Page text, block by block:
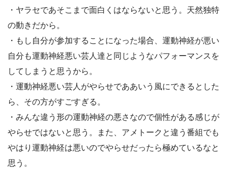
・ヤラセであそこまで面白くはならないと思う。天然独特
の動きだから。
・もし自分が参加することになった場合、運動神経が悪い
自分も運動神経悪い芸人達と同じようなパフォーマンスを
してしまうと思うから。
・運動神経悪い芸人がやらせでああいう風にできるとした
ら、その方がすごすぎる。
・みんな違う形の運動神経の悪さなので個性がある感じが
やらせではないと思う。また、アメトークと違う番組でも
やはり運動神経は悪いのでやらせだったら極めているなと
思う。